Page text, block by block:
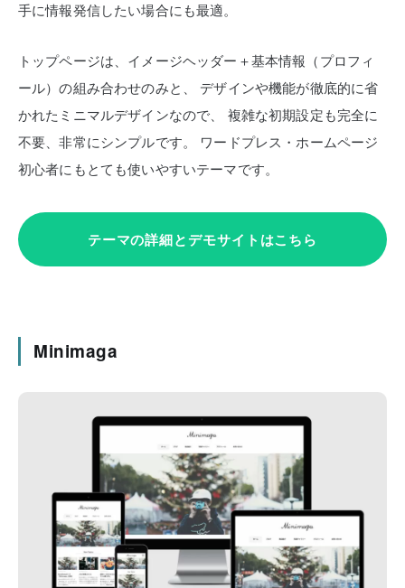
手に情報発信したい場合にも最適。
トップページは、イメージヘッダー＋基本情報（プロフィ
ール）の組み合わせのみと、
デザインや機能が徹底的に省
かれたミニマルデザインなので、
複雑な初期設定も完全に
不要、非常にシンプルです。
ワードプレス・ホームページ
初心者にもとても使いやすいテーマです。
テーマの詳細とデモサイトはこちら
Minimaga